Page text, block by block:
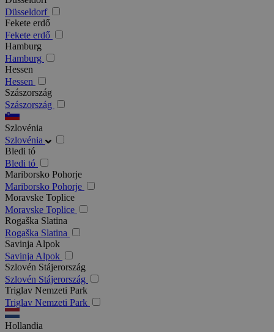
Düsseldorf
Fekete erdő
Fekete erdő
Hamburg
Hamburg
Hessen
Hessen
Szászország
Szászország
Szlovénia
Szlovénia
Bledi tó
Bledi tó
Mariborsko Pohorje
Mariborsko Pohorje
Moravske Toplice
Moravske Toplice
Rogaška Slatina
Rogaška Slatina
Savinja Alpok
Savinja Alpok
Szlovén Stájerország
Szlovén Stájerország
Triglav Nemzeti Park
Triglav Nemzeti Park
Hollandia